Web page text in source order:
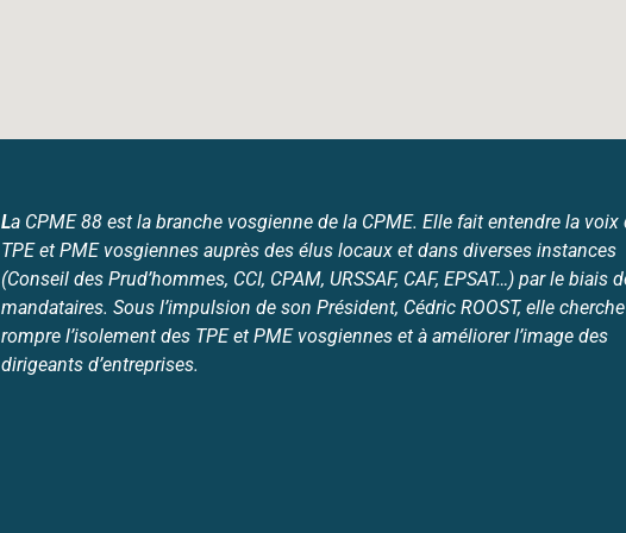
La CPME 88 est la branche vosgienne de la CPME. Elle fait entendre la voix
TPE et PME vosgiennes auprès des élus locaux et dans diverses instances
(Conseil des Prud’hommes, CCI, CPAM, URSSAF, CAF, EPSAT…) par le biais
mandataires. Sous l’impulsion de son Président, Cédric ROOST, elle
rompre l’isolement des TPE et PME vosgiennes et à améliorer l’image des
dirigeants d’entreprises.